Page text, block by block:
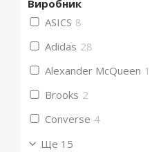
Виробник
ASICS 8
Adidas 28
Alexander McQueen 1
Brooks 2
Converse 4
Ще 15